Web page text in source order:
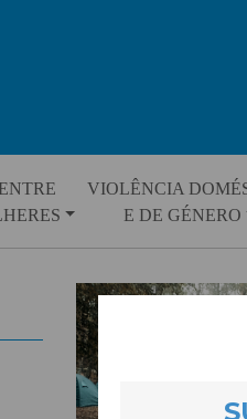
VIOLÊNCIA
E DE GÉNERO